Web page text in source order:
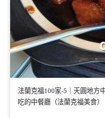
法蘭克福100家-5｜天圓地方
吃的中餐廳（法蘭克福美食）